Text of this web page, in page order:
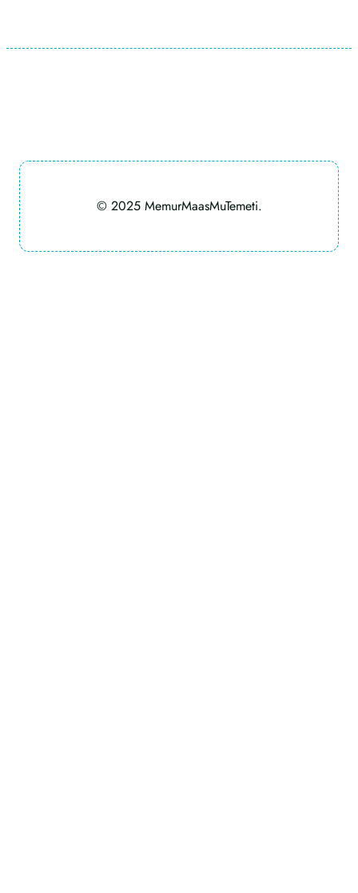
© 2025 MemurMaasMuTemeti.